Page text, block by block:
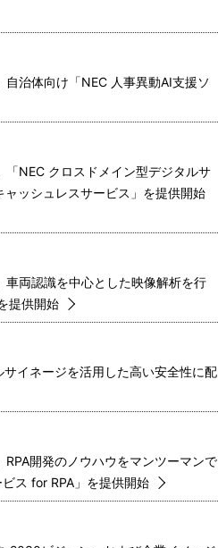
治体向け「NEC 人事異動AI支援ソ
NEC クロスドメイン型デジタルサ
ッシュレスサービス」を提供開始
車両認識を中心とした映像解析を行
提供開始
イネージを活用した高い安全性に配
開発のノウハウをマンツーマンで
ス for RPA」を提供開始